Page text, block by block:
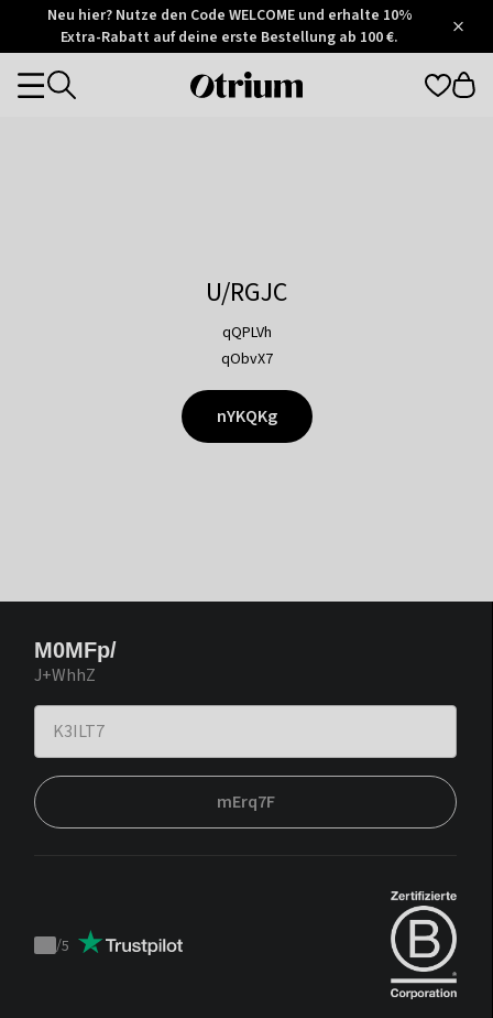
Otrium
Trustpilot
Neu hier? Nutze den Code WELCOME und erhalte 10%
Extra-Rabatt auf deine erste Bestellung ab 100 €.
Otrium
Categories
U/RGJC
qQPLVh
qObvX7
nYKQKg
M0MFp/
J+WhhZ
mErq7F
Trustpilot
/5